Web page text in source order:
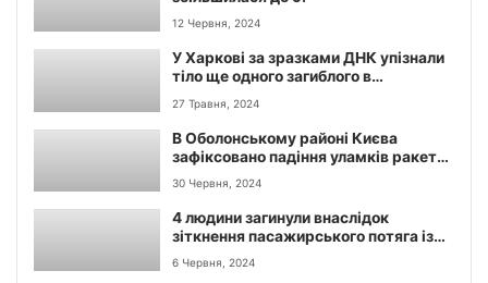
12 Червня, 2024
У Харкові за зразками ДНК упізнали
тіло ще одного загиблого в
“Епіцентрі” – 17-річного Кирила.
27 Травня, 2024
В Оболонському районі Києва
зафіксовано падіння уламків ракети,
пошкоджено багатоповерхівку.
Інформація про потерпілих
уточнюється — КМВА.
30 Червня, 2024
4 людини загинули внаслідок
зіткнення пасажирського потяга із
вантажним, в якому перебували
українці, — «Укрзалізниця»
6 Червня, 2024